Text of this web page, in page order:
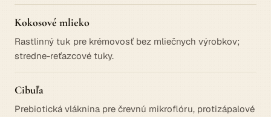
Kokosové mlieko
Rastlinný tuk pre krémovosť bez mliečnych výrobkov;
stredne-reťazcové tuky.
Cibuľa
Prebiotická vláknina pre črevnú mikroflóru, protizápalové